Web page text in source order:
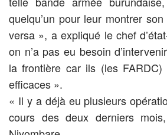
quelqu’un pour leur montrer
versa », a expliqué le chef
on n’a pas eu besoin
la frontière car ils (les FARDC)
efficaces ».
« Il y a déjà eu plusieurs
cours des deux derniers